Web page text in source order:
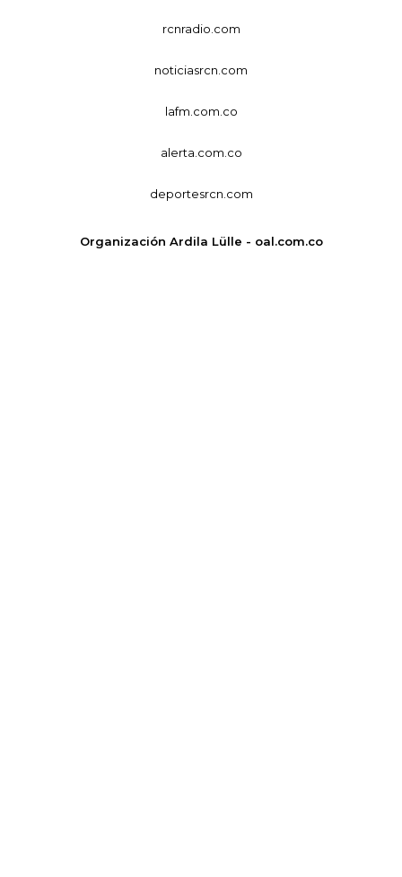
rcnradio.com
noticiasrcn.com
lafm.com.co
alerta.com.co
deportesrcn.com
Organización Ardila Lülle - oal.com.co